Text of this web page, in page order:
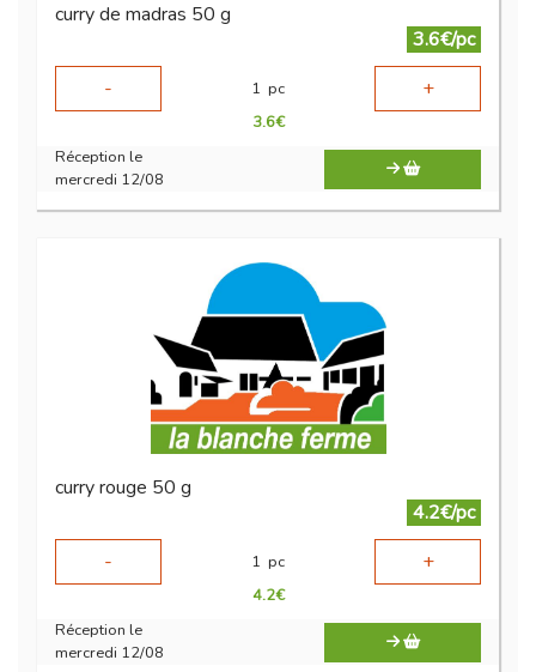
curry de madras 50 g
3.6€/pc
-
1 pc +
3.6€
Réception le
mercredi 12/08
curry rouge 50 g
4.2€/pc
-
1 pc +
4.2€
Réception le
mercredi 12/08